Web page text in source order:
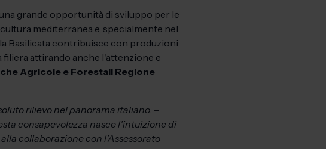
grande opportunità di sviluppo per le
mediterranea e, specialmente nel
Basilicata contribuisce con produzioni
filiera attirando anche l'attenzione e
Agricole e Forestali Regione
rilievo nel panorama italiano. –
consapevolezza nasce l’intuizione di
collaborazione con l’Assessorato